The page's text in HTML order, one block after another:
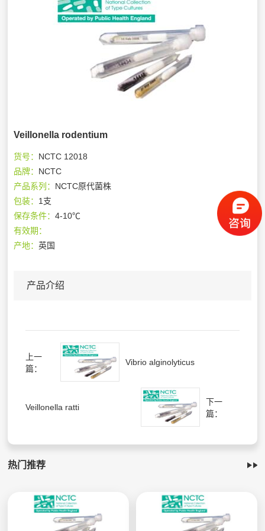
Veillonella rodentium
货号： NCTC 12018
品牌： NCTC
产品系列： NCTC原代菌株
包装： 1支
保存条件：4-10℃
有效期：
产地：英国
产品介绍
上一
篇：
Vibrio alginolyticus
Veillonella ratti
下一
篇：
热门推荐